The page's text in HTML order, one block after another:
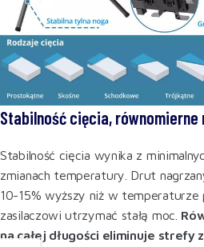
Stabilność cięcia,
Stabilność cięcia wynika z
zmianach temperatury. Drut
10-15% wyższy niż w temperaturze
zasilaczowi utrzymać stałą moc.
na całej długości eliminuje strefy